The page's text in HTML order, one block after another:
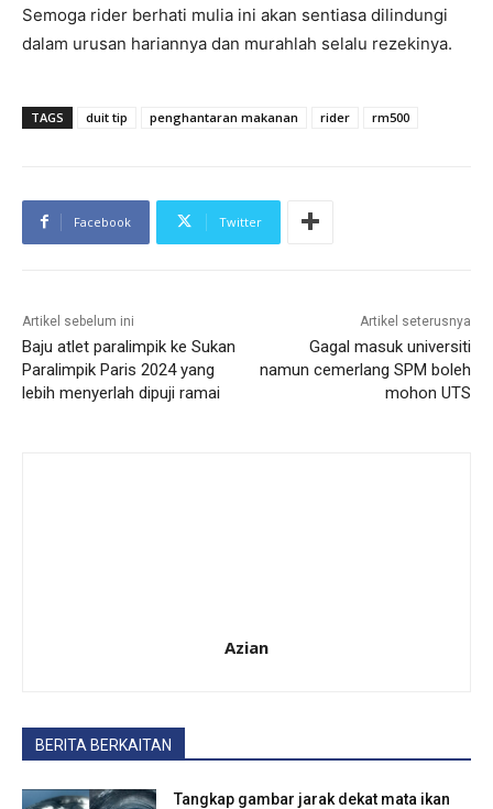
Semoga rider berhati mulia ini akan sentiasa dilindungi
dalam urusan hariannya dan murahlah selalu rezekinya.
TAGS duit tip penghantaran makanan rider rm500
Facebook Twitter
Artikel sebelum ini
Baju atlet paralimpik ke Sukan
Paralimpik Paris 2024 yang
lebih menyerlah dipuji ramai
Artikel seterusnya
Gagal masuk universiti
namun cemerlang SPM boleh
mohon UTS
Azian
BERITA BERKAITAN
Tangkap gambar jarak dekat mata ikan